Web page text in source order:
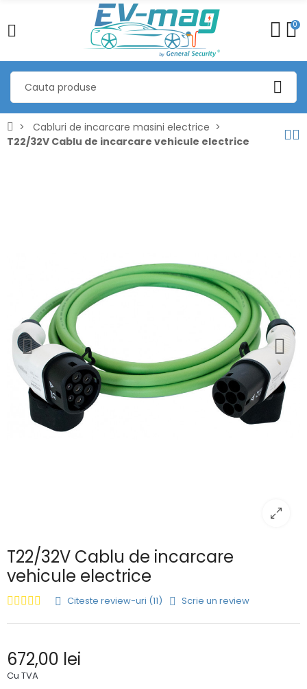
0
Cabluri de incarcare masini electrice
T22/32V Cablu de incarcare vehicule electrice
T22/32V Cablu de incarcare
vehicule electrice
Citeste review-uri (11) Scrie un review
672,00 lei
Cu TVA